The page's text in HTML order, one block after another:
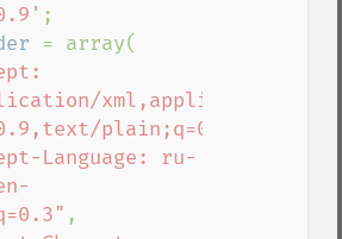
;
= array(
xml,application/
plain;q=0.8,image/
Language: ru-
,